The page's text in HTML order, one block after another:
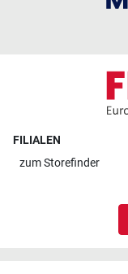
FILIALEN
zumStorefinder